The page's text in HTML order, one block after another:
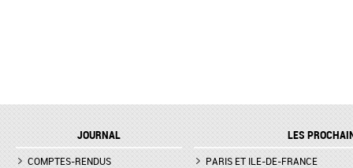
JOURNAL
COMPTES-RENDUS
LES
PARIS ET ILE-DE-FRANCE